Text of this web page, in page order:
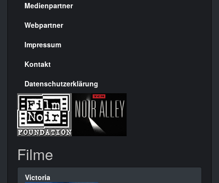
Menülinks
rechte
Seite
Medienpartner
Webpartner
Impressum
Kontakt
Datenschutzerklärung
Filme
Victoria